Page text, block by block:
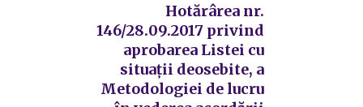
Hotărârea nr.
146/28.09.2017 privind
aprobarea Listei cu
situații deosebite, a
Metodologiei de lucru